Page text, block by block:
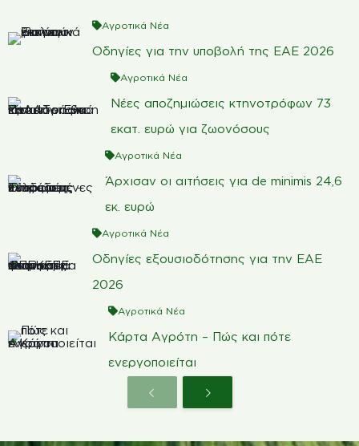
Αγροτικά Νέα
Οδηγίες για την υποβολή της ΕΑΕ 2026
Αγροτικά Νέα
Νέες αποζημιώσεις κτηνοτρόφων 73
εκατ. ευρώ για ζωονόσους
Αγροτικά Νέα
Άρχισαν οι αιτήσεις για de minimis 24,6
εκ. ευρώ
Αγροτικά Νέα
Οδηγίες εξουσιοδότησης για την ΕΑΕ
2026
Αγροτικά Νέα
Κάρτα Αγρότη – Πώς και πότε
ενεργοποιείται